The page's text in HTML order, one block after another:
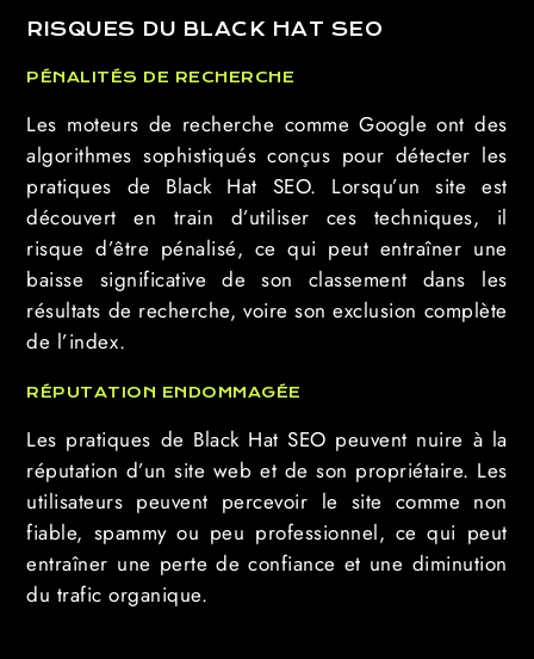
RISQUES DU BLACK HAT SEO
PÉNALITÉS DE RECHERCHE
Les moteurs de recherche comme Google ont des
algorithmes sophistiqués conçus pour détecter les
pratiques de Black Hat SEO. Lorsqu’un site est
découvert en train d’utiliser ces techniques, il
risque d’être pénalisé, ce qui peut entraîner une
baisse significative de son classement dans les
résultats de recherche, voire son exclusion complète
de l’index.
RÉPUTATION ENDOMMAGÉE
Les pratiques de Black Hat SEO peuvent nuire à la
réputation d’un site web et de son propriétaire. Les
utilisateurs peuvent percevoir le site comme non
fiable, spammy ou peu professionnel, ce qui peut
entraîner une perte de confiance et une diminution
du trafic organique.